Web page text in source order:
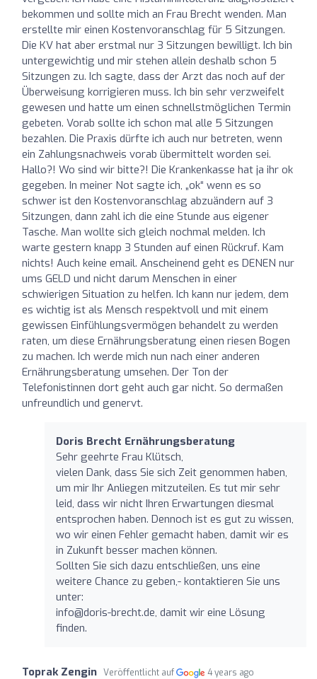
bekommen und sollte mich an Frau Brecht wenden. Man
erstellte mir einen Kostenvoranschlag für 5 Sitzungen.
Die KV hat aber erstmal nur 3 Sitzungen bewilligt. Ich bin
untergewichtig und mir stehen allein deshalb schon 5
Sitzungen zu. Ich sagte, dass der Arzt das noch auf der
Überweisung korrigieren muss. Ich bin sehr verzweifelt
gewesen und hatte um einen schnellstmöglichen Termin
gebeten. Vorab sollte ich schon mal alle 5 Sitzungen
bezahlen. Die Praxis dürfte ich auch nur betreten, wenn
ein Zahlungsnachweis vorab übermittelt worden sei.
Hallo?! Wo sind wir bitte?! Die Krankenkasse hat ja ihr ok
gegeben. In meiner Not sagte ich, „ok“ wenn es so
schwer ist den Kostenvoranschlag abzuändern auf 3
Sitzungen, dann zahl ich die eine Stunde aus eigener
Tasche. Man wollte sich gleich nochmal melden. Ich
warte gestern knapp 3 Stunden auf einen Rückruf. Kam
nichts! Auch keine email. Anscheinend geht es DENEN nur
ums GELD und nicht darum Menschen in einer
schwierigen Situation zu helfen. Ich kann nur jedem, dem
es wichtig ist als Mensch respektvoll und mit einem
gewissen Einfühlungsvermögen behandelt zu werden
raten, um diese Ernährungsberatung einen riesen Bogen
zu machen. Ich werde mich nun nach einer anderen
Ernährungsberatung umsehen. Der Ton der
Telefonistinnen dort geht auch gar nicht. So dermaßen
unfreundlich und genervt.
Doris Brecht Ernährungsberatung
Sehr geehrte Frau Klütsch,
vielen Dank, dass Sie sich Zeit genommen haben,
um mir Ihr Anliegen mitzuteilen. Es tut mir sehr
leid, dass wir nicht Ihren Erwartungen diesmal
entsprochen haben. Dennoch ist es gut zu wissen,
wo wir einen Fehler gemacht haben, damit wir es
in Zukunft besser machen können.
Sollten Sie sich dazu entschließen, uns eine
weitere Chance zu geben,- kontaktieren Sie uns
unter:
info@doris-brecht.de, damit wir eine Lösung
finden.
Toprak Zengin Veröffentlicht auf 4 years ago